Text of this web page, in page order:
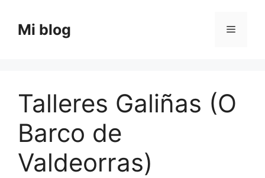
contenido
Mi blog Menú
Talleres Galiñas (O
Barco de
Valdeorras)